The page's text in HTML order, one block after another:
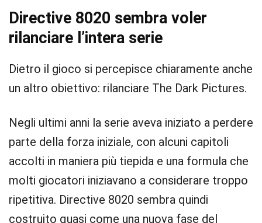
Directive 8020 sembra voler
rilanciare l’intera serie
Dietro il gioco si percepisce chiaramente anche
un altro obiettivo: rilanciare The Dark Pictures.
Negli ultimi anni la serie aveva iniziato a perdere
parte della forza iniziale, con alcuni capitoli
accolti in maniera più tiepida e una formula che
molti giocatori iniziavano a considerare troppo
ripetitiva. Directive 8020 sembra quindi
costruito quasi come una nuova fase del